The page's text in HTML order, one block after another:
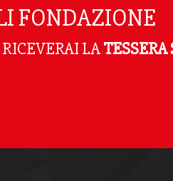
FONDAZIONE
LATESSERA